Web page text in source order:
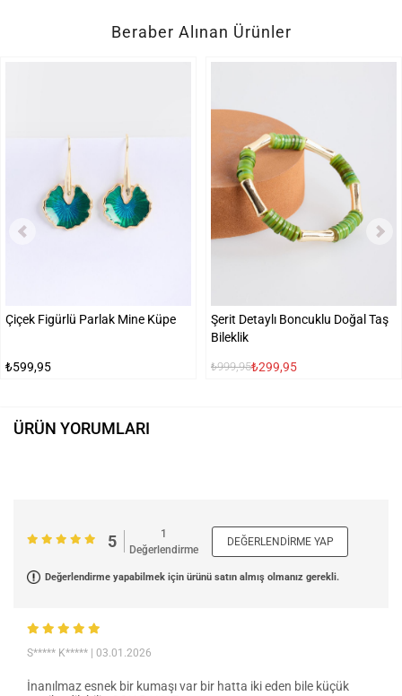
Beraber Alınan Ürünler
Çiçek Figürlü Parlak Mine Küpe
₺599,95
Şerit Detaylı Boncuklu Doğal Taş
Bileklik
₺999,95₺299,95
ÜRÜN YORUMLARI
5
1
Değerlendirme
DEĞERLENDIRME YAP
Değerlendirme yapabilmek için ürünü satın almış olmanız gerekli.
S***** K***** | 03.01.2026
İnanılmaz esnek bir kumaşı var bir hatta iki eden bile küçük